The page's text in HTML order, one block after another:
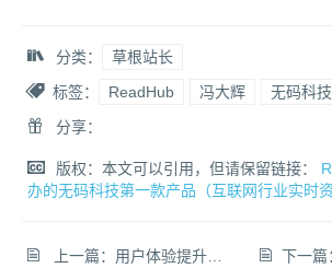
分类：
草根站长
标签：
ReadHub 冯大辉 无码科技
分享：
版权：本文可以引用，但请保留链接：
办的无码科技第一款产品（互联网行业实时
上一篇： 用户体验提升帮助网站优化以及seo关键词排名优化靠前 下一篇